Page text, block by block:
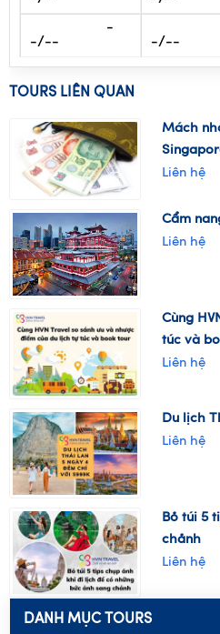
-
-/--
-/--
TOURS LIÊN QUAN
Mách
Liên hệ
Cẩm
Liên hệ
Cùng
túc và
Liên hệ
Du lịch
Liên hệ
Bỏ túi 5
chảnh
Liên hệ
DANH MỤC TOURS